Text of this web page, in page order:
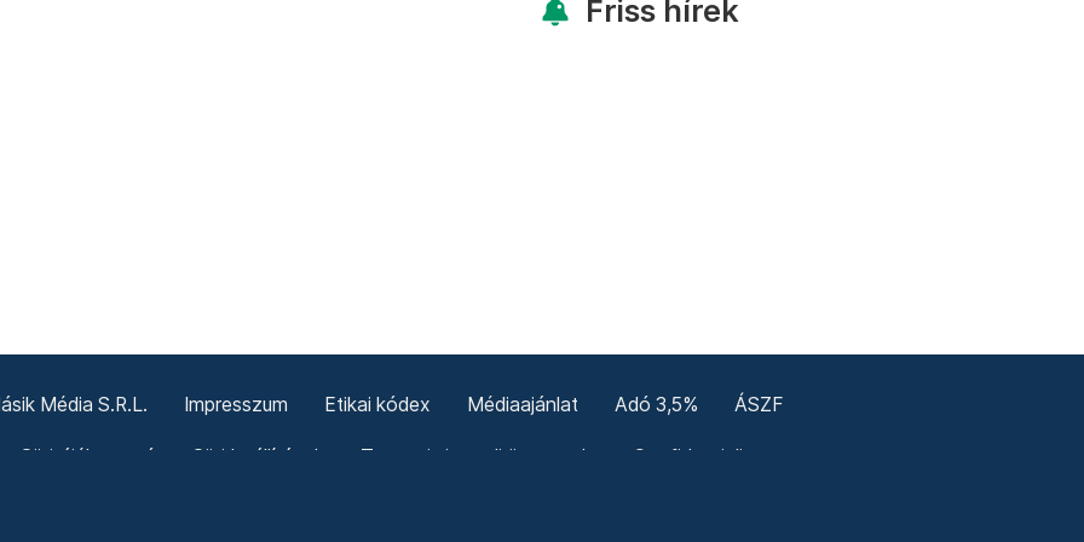
Friss hírek
Média S.R.L. Impresszum Etikai kódex Médiaajánlat Adó 3,5% ÁSZF
Sütitájékoztató Süti beállítások Termeni și condiții generale Confidențialitate